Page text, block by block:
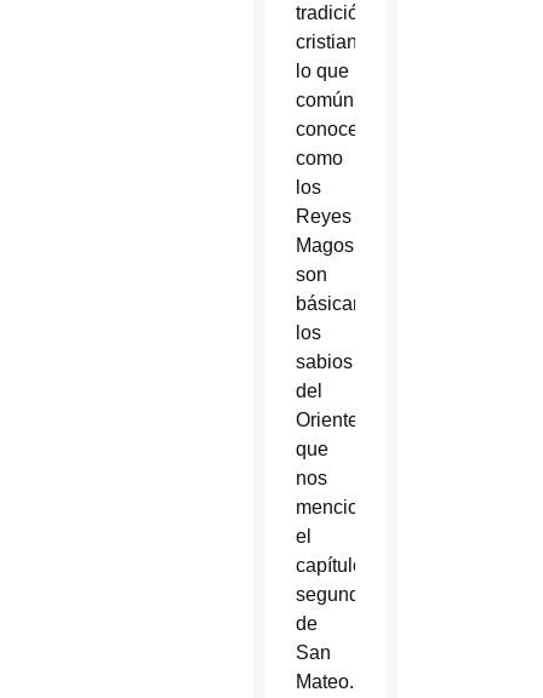
tradición
cristiana,
lo que
comúnmente
conocemos
como
los
Reyes
Magos
son
básicamente
los
sabios
del
Oriente
que
nos
menciona
el
capítulo
segundo
de
San
Mateo.